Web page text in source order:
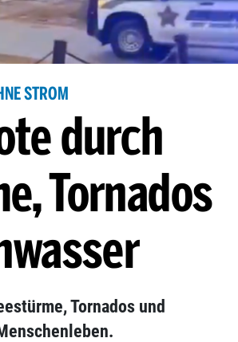
STROM
durch
Tornados
Tornados und